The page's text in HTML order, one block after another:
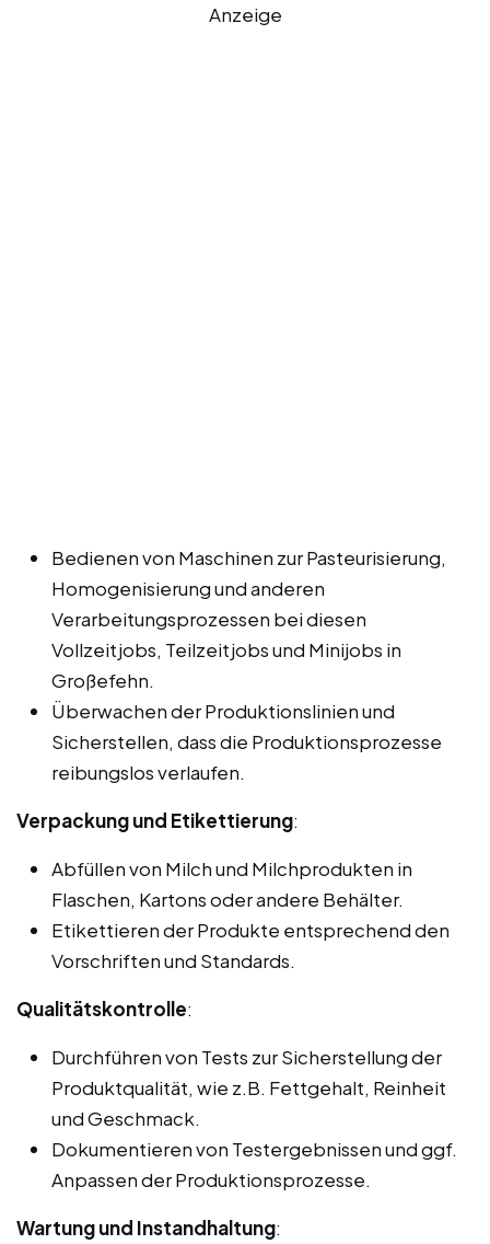
Anzeige
Bedienen von Maschinen zur Pasteurisierung,
Homogenisierung und anderen
Verarbeitungsprozessen bei diesen
Vollzeitjobs, Teilzeitjobs und Minijobs in
Großefehn.
Überwachen der Produktionslinien und
Sicherstellen, dass die Produktionsprozesse
reibungslos verlaufen.
Verpackung und Etikettierung:
Abfüllen von Milch und Milchprodukten in
Flaschen, Kartons oder andere Behälter.
Etikettieren der Produkte entsprechend den
Vorschriften und Standards.
Qualitätskontrolle:
Durchführen von Tests zur Sicherstellung der
Produktqualität, wie z.B. Fettgehalt, Reinheit
und Geschmack.
Dokumentieren von Testergebnissen und ggf.
Anpassen der Produktionsprozesse.
Wartung und Instandhaltung: